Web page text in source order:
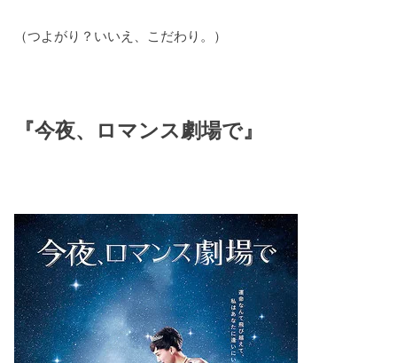
（つよがり？いいえ、こだわり。）
『今夜、ロマンス劇場で』